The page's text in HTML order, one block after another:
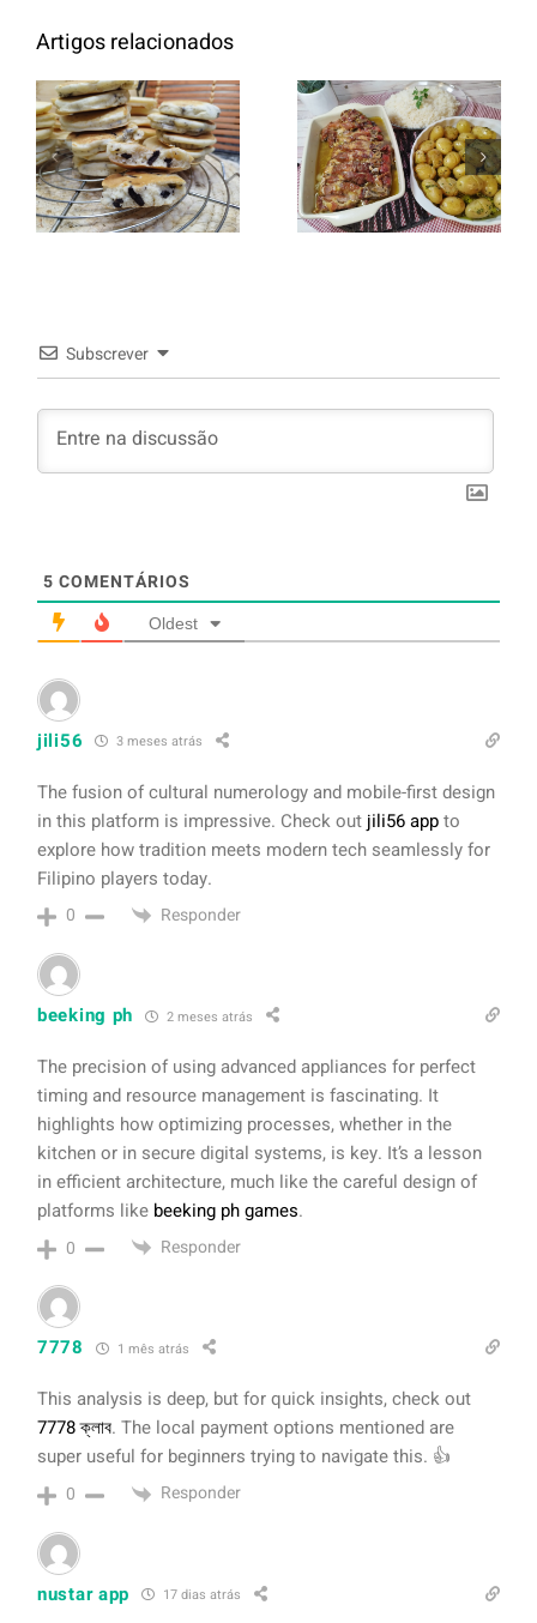
Artigos relacionados
Panquecas
com Oreo
Entrecosto
italiano c/
batata a
murro e
Subscrever
5 COMENTÁRIOS
Oldest
jili56 3 meses atrás
The fusion of cultural numerology and mobile-first design
in this platform is impressive. Check out jili56 appto
explore how tradition meets modern tech seamlessly for
Filipino players today.
0 Responder
beeking ph 2 meses atrás
The precision of using advanced appliances for perfect
timing and resource management is fascinating. It
highlights how optimizing processes, whether in the
kitchen or in secure digital systems, is key. It’s a lesson
in efficient architecture, much like the careful design of
platforms like beeking ph games.
0 Responder
7778 1 mês atrás
This analysis is deep, but for quick insights, check out
7778 ক্লাব. The local payment options mentioned are
super useful for beginners trying to navigate this. 👍
0 Responder
nustar app 17 dias atrás